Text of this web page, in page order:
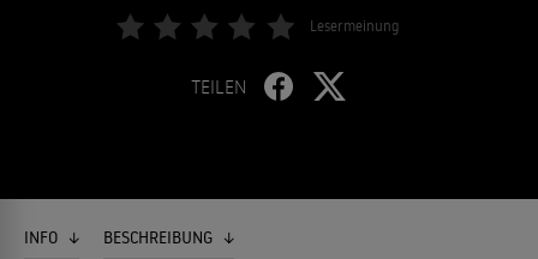
Lesermeinung
TEILEN
INFO BESCHREIBUNG